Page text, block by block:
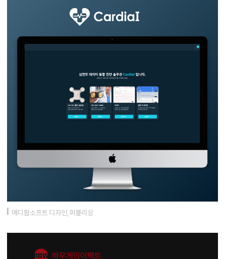
메디팜소프트 디자인,퍼블리싱